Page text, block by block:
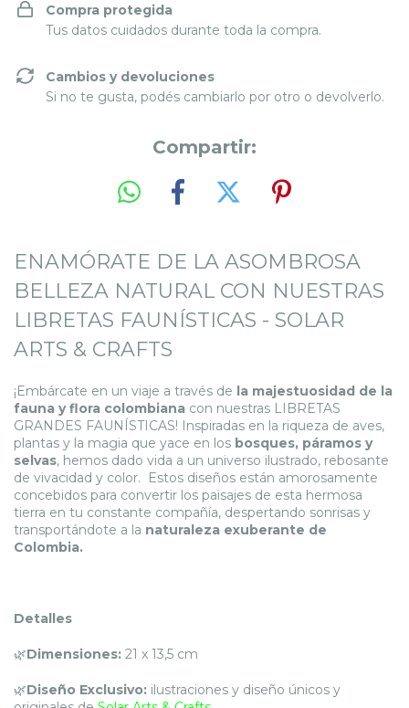
Compra protegida
Tus datos cuidados durante toda la compra.
Cambios y devoluciones
Si no te gusta, podés cambiarlo por otro o devolverlo.
Compartir:
ENAMÓRATE DE LA ASOMBROSA
BELLEZA NATURAL CON NUESTRAS
LIBRETAS FAUNÍSTICAS - SOLAR
ARTS & CRAFTS
¡Embárcate en un viaje a través de la majestuosidad de la
fauna y flora colombiana con nuestras LIBRETAS
GRANDES FAUNÍSTICAS! Inspiradas en la riqueza de aves,
plantas y la magia que yace en los bosques, páramos y
selvas, hemos dado vida a un universo ilustrado, rebosante
de vivacidad y color. Estos diseños están amorosamente
concebidos para convertir los paisajes de esta hermosa
tierra en tu constante compañía, despertando sonrisas y
transportándote a la naturaleza exuberante de
Colombia.
Detalles
🌿Dimensiones: 21 x 13,5 cm
🌿Diseño Exclusivo: ilustraciones y diseño únicos y